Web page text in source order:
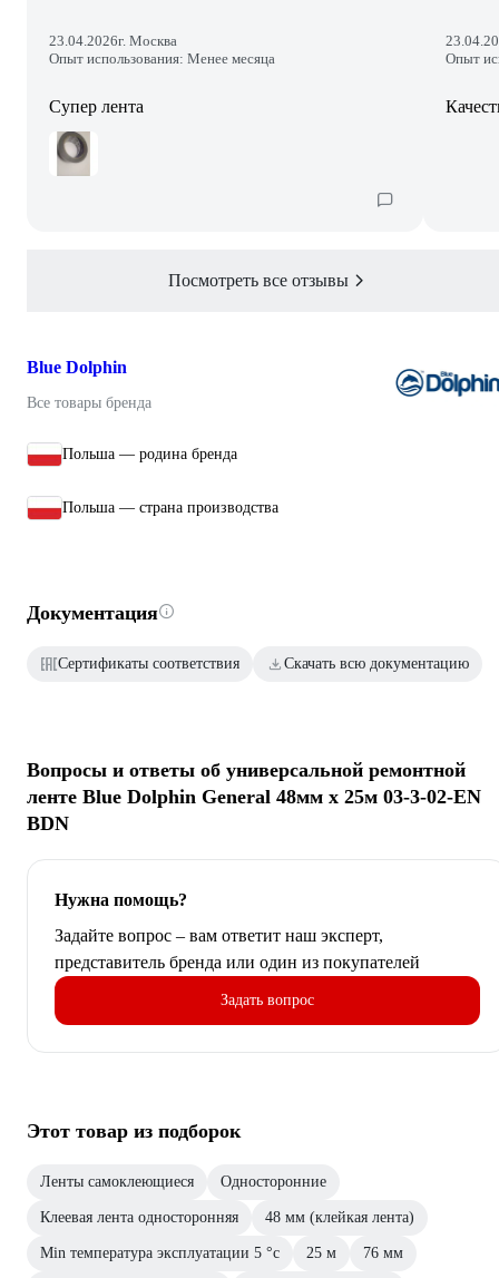
23.04.2026г. Москва
Опыт использования: Менее месяца
Супер лента
Опыт
Посмотреть все отзывы
Blue Dolphin
Все товары бренда
Польша — родина бренда
Польша — страна производства
Документация
Сертификаты соответствия Скачать всю документацию
Вопросы и ответы об универсальной ремонтной
ленте Blue Dolphin General 48мм х 25м 03-3-02-EN
BDN
Нужна помощь?
Задайте вопрос – вам ответит наш эксперт,
представитель бренда или один из покупателей
Задать вопрос
Этот товар из подборок
Ленты самоклеющиеся Односторонние
Клеевая лента односторонняя 48 мм (клейкая лента)
Min температура эксплуатации 5 °с 25 м 76 мм